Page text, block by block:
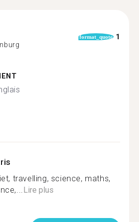
format_quote 1
travelling, science, maths,
Lire plus